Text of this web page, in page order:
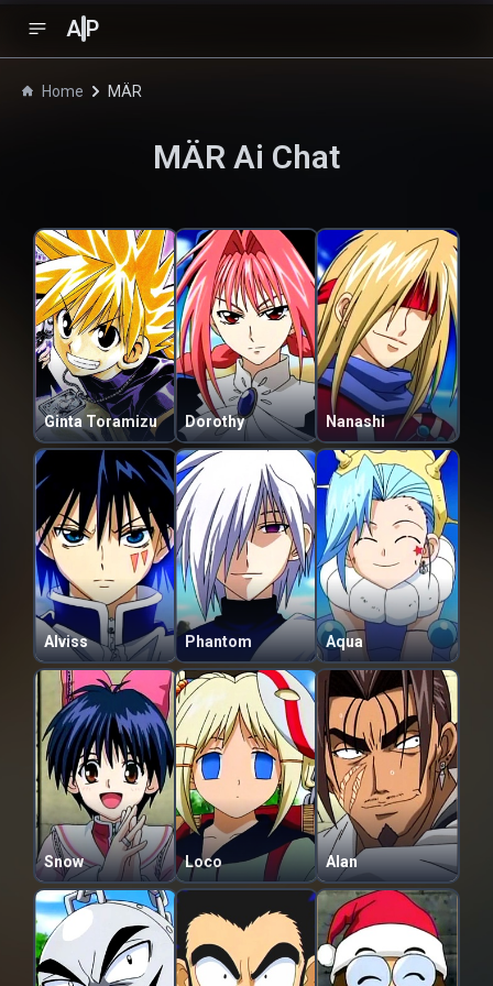
A P
Home MÄR
MÄR Ai Chat
Ginta Toramizu Dorothy Nanashi
Alviss Phantom Aqua
Snow Loco Alan